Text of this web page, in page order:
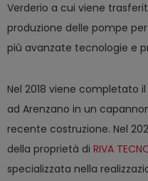
Verderio a cui viene
produzione delle pompe
più avanzate tecnologie e
Nel 2018 viene completato
ad Arenzano in un
recente costruzione. Nel
della proprietà di RIVA
specializzata nella